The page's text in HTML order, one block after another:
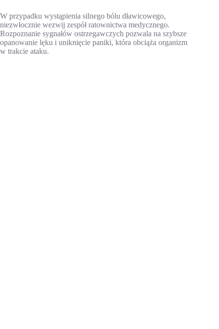
W przypadku wystąpienia silnego bólu dławicowego,
niezwłocznie wezwij zespół ratownictwa medycznego.
Rozpoznanie sygnałów ostrzegawczych pozwala na szybsze
opanowanie lęku i uniknięcie paniki, która obciąża organizm
w trakcie ataku.